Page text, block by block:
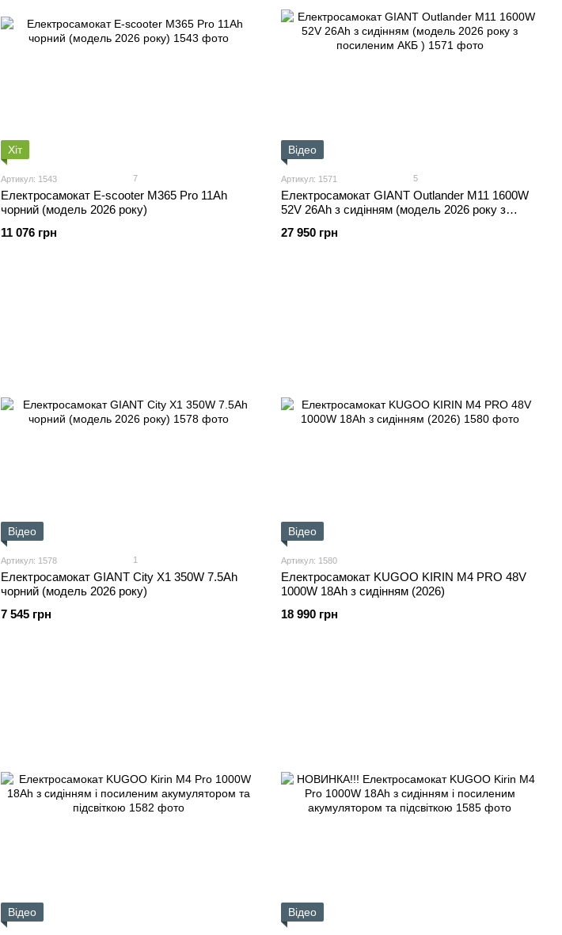
Хіт
Артикул: 1543 7
Електросамокат E-scooter M365 Pro 11Ah
чорний (модель 2026 року)
11 076 грн
Відео
Артикул: 1571 5
Електросамокат GIANT Outlander M11 1600W
52V 26Ah з сидінням (модель 2026 року з
27 950 грн
Відео
Артикул: 1578 1
Електросамокат GIANT City X1 350W 7.5Ah
чорний (модель 2026 року)
7 545 грн
Відео
Артикул: 1580
Електросамокат KUGOO KIRIN M4 PRO 48V
1000W 18Ah з сидінням (2026)
18 990 грн
Відео Відео